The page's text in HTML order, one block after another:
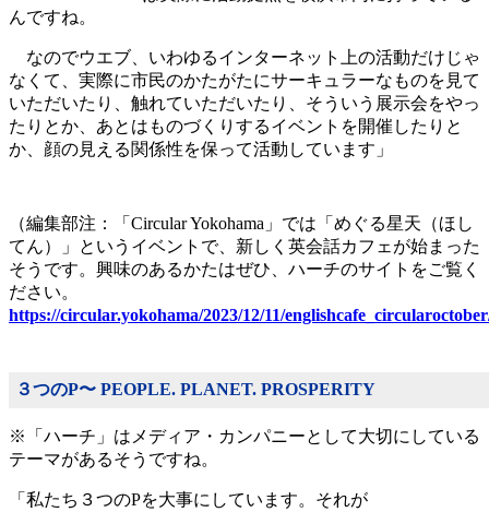
んですね。
なのでウエブ、いわゆるインターネット上の活動だけじゃ
なくて、実際に市民のかたがたにサーキュラーなものを見て
いただいたり、触れていただいたり、そういう展示会をやっ
たりとか、あとはものづくりするイベントを開催したりと
か、顔の見える関係性を保って活動しています」
（編集部注：「Circular Yokohama」では「めぐる星天（ほし
てん）」というイベントで、新しく英会話カフェが始まった
そうです。興味のあるかたはぜひ、ハーチのサイトをご覧く
ださい。
https://circular.yokohama/2023/12/11/
３つのP〜 PEOPLE. PLANET. PROSPERITY
※「ハーチ」はメディア・カンパニーとして大切にしている
テーマがあるそうですね。
「私たち３つのPを大事にしています。それが